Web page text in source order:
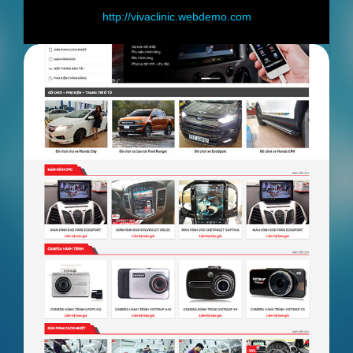
http://vivaclinic.webdemo.com